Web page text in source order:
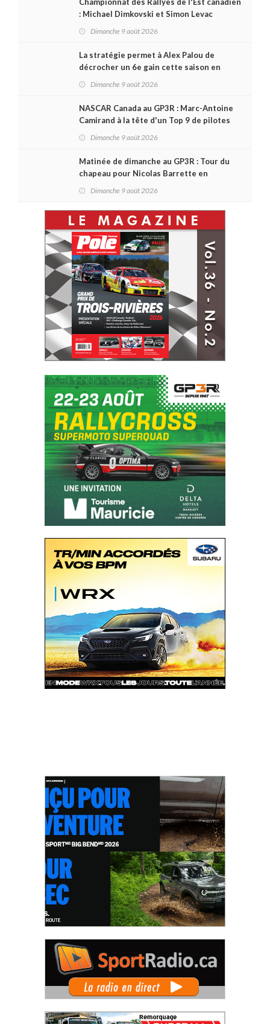
: Michael Dimkovski et Simon Levac
Dimanche 9 août 2026
La stratégie permet à Alex Palou de
décrocher un 6e gain cette saison en
Dimanche 9 août 2026
NASCAR Canada au GP3R : Marc-Antoine
Camirand à la tête d'un Top 9 de pilotes
Dimanche 9 août 2026
Matinée de dimanche au GP3R : Tour du
chapeau pour Nicolas Barrette en
Dimanche 9 août 2026